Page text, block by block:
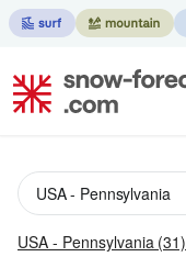
USA - Pennsylvania (31)